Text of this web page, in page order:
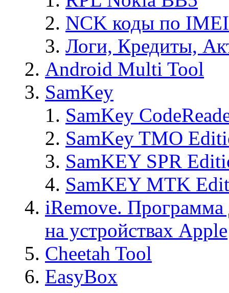
NCK коды по IMEI
Логи, Кредиты,
Android Multi Tool
SamKey
SamKey
SamKey TMO
SamKEY SPR
SamKEY MTK
iRemove. Программа
на устройствах Apple
Cheetah Tool
EasyBox